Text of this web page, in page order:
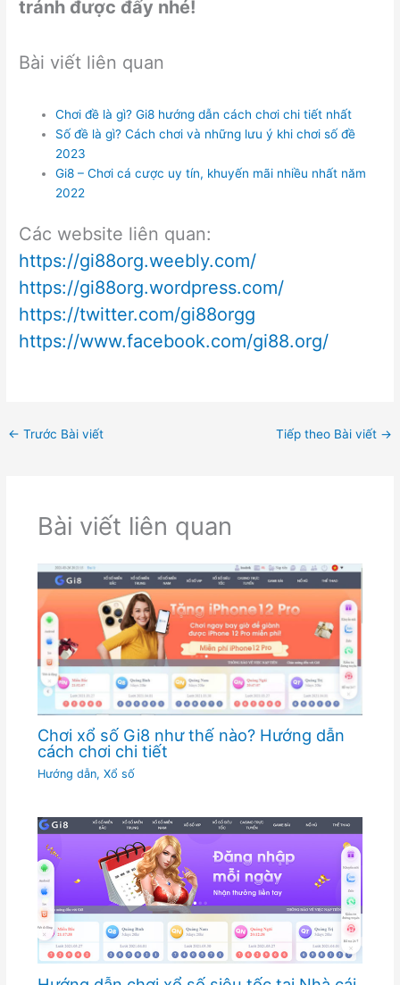
tránh được đấy nhé!
Bài viết liên quan
Chơi đề là gì? Gi8 hướng dẫn cách chơi chi tiết nhất
Số đề là gì? Cách chơi và những lưu ý khi chơi số đề
2023
Gi8 – Chơi cá cược uy tín, khuyến mãi nhiều nhất năm
2022
Các website liên quan:
https://gi88org.weebly.com/
https://gi88org.wordpress.com/
https://twitter.com/gi88orgg
https://www.facebook.com/gi88.org/
← Trước Bài viết Tiếp theo Bài viết →
Bài viết liên quan
Chơi xổ số Gi8 như thế nào? Hướng dẫn
cách chơi chi tiết
Hướng dẫn, Xổ số